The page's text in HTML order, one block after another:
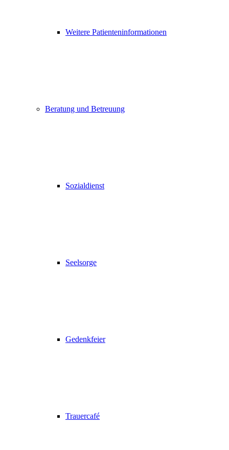
Weitere Patienteninformationen
Beratung und Betreuung
Sozialdienst
Seelsorge
Gedenkfeier
Trauercafé